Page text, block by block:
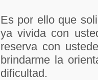
Es por ello que
ya vivida con
reserva con
brindarme la
dificultad.